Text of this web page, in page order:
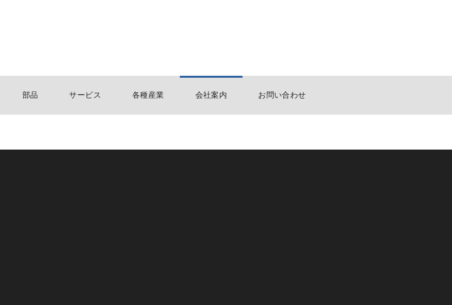
部品 サービス 各種産業 会社案内 お問い合わせ